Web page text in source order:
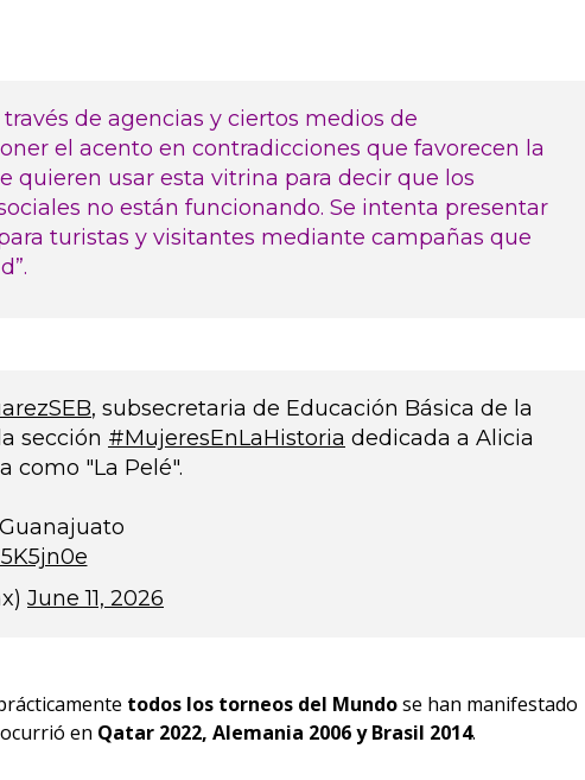
de agencias y ciertos medios de
el acento en contradicciones que favorecen la
quieren usar esta vitrina para decir que los
no están funcionando. Se intenta presentar
turistas y visitantes mediante campañas que
, subsecretaria de Educación Básica de la
sección #MujeresEnLaHistoria dedicada a Alicia
como "La Pelé".
June 11, 2026
todos los torneos del Mundose han manifestado
en Qatar 2022, Alemania 2006 y Brasil 2014.